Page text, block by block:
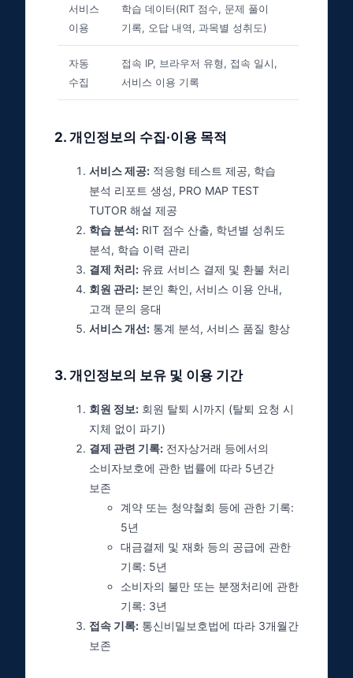
서비스
이용
학습 데이터(RIT 점수, 문제 풀이
기록, 오답 내역, 과목별 성취도)
자동
수집
접속 IP, 브라우저 유형, 접속 일시,
서비스 이용 기록
2. 개인정보의 수집·이용 목적
서비스 제공: 적응형 테스트 제공, 학습
분석 리포트 생성, PRO MAP TEST
TUTOR 해설 제공
학습 분석: RIT 점수 산출, 학년별 성취도
분석, 학습 이력 관리
결제 처리: 유료 서비스 결제 및 환불 처리
회원 관리: 본인 확인, 서비스 이용 안내,
고객 문의 응대
서비스 개선: 통계 분석, 서비스 품질 향상
3. 개인정보의 보유 및 이용 기간
회원 정보: 회원 탈퇴 시까지 (탈퇴 요청 시
지체 없이 파기)
결제 관련 기록: 전자상거래 등에서의
소비자보호에 관한 법률에 따라 5년간
보존
계약 또는 청약철회 등에 관한 기록:
5년
대금결제 및 재화 등의 공급에 관한
기록: 5년
소비자의 불만 또는 분쟁처리에 관한
기록: 3년
접속 기록: 통신비밀보호법에 따라 3개월간
보존